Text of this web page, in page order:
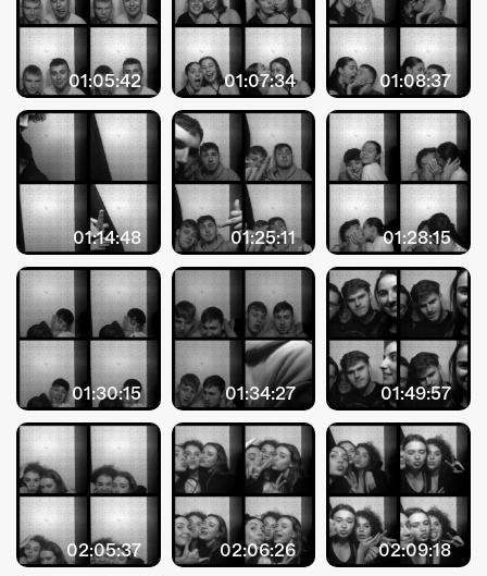
01:05:42 01:07:34 01:08:37
01:14:48 01:25:11 01:28:15
01:30:15 01:34:27 01:49:57
02:05:37 02:06:26 02:09:18